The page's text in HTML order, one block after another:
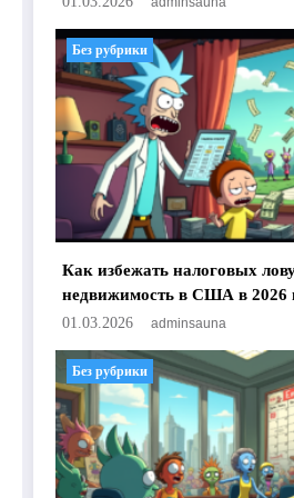
Без рубрики
Как избежать налоговых
недвижимость в США в 2026
01.03.2026 adminsauna
Без рубрики